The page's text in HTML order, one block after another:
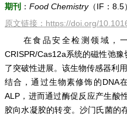
期刊 ： Food Chemistry（IF：8.5）
原文链接： https://doi.org/
在食品安全检测领域，
CRISPR/Cas12a系统的磁性弛
了突破性进展。该生物传感器利
结合，通过生物素修饰的DNA
ALP，进而通过酶促反应产生酸
胶向水凝胶的转变。沙门氏菌的